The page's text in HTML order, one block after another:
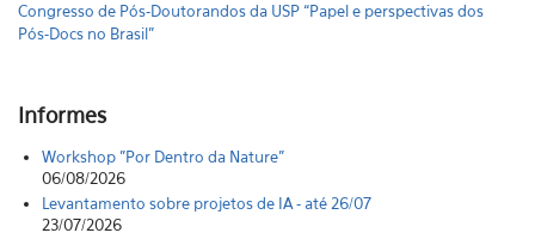
Congresso de Pós-Doutorandos da USP “Papel e perspectivas dos
Pós-Docs no Brasil"
Informes
Workshop "Por Dentro da Nature"
06/08/2026
Levantamento sobre projetos de IA - até 26/07
23/07/2026